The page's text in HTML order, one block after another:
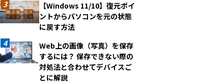
【Windows 11/10】復元ポイ
ントからパソコンを元の状態
に戻す方法
Web上の画像（写真）を保存
するには？ 保存できない際の
対処法と合わせてデバイスご
とに解説